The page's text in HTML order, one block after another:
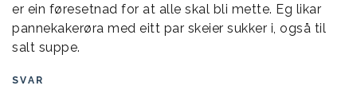
er ein føresetnad for at alle skal bli mette. Eg likar
pannekakerøra med eitt par skeier sukker i, også til
salt suppe.
SVAR